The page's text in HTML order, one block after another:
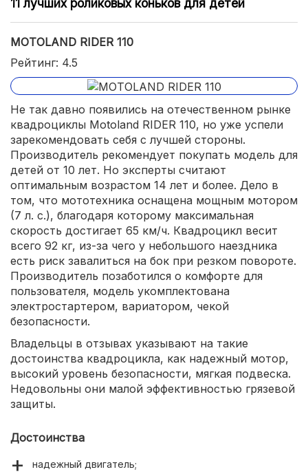
11 лучших роликовых коньков для детей
MOTOLAND RIDER 110
Рейтинг: 4.5
Не так давно появились на отечественном рынке
квадроциклы Motoland RIDER 110, но уже успели
зарекомендовать себя с лучшей стороны.
Производитель рекомендует покупать модель для
детей от 10 лет. Но эксперты считают
оптимальным возрастом 14 лет и более. Дело в
том, что мототехника оснащена мощным мотором
(7 л. с.), благодаря которому максимальная
скорость достигает 65 км/ч. Квадроцикл весит
всего 92 кг, из-за чего у небольшого наездника
есть риск завалиться на бок при резком повороте.
Производитель позаботился о комфорте для
пользователя, модель укомплектована
электростартером, вариатором, чекой
безопасности.
Владельцы в отзывах указывают на такие
достоинства квадроцикла, как надежный мотор,
высокий уровень безопасности, мягкая подвеска.
Недовольны они малой эффективностью грязевой
защиты.
Достоинства
надежный двигатель;